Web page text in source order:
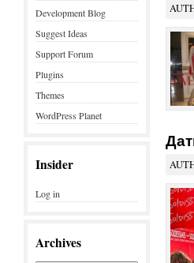
Development Blog
Suggest Ideas
Support Forum
Plugins
Themes
WordPress Planet
Insider
Log in
Archives